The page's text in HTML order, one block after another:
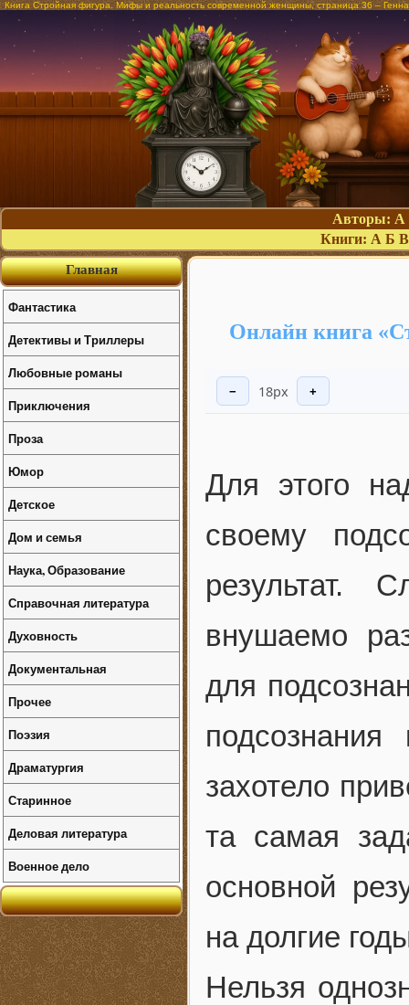
Книга Стройная фигура. Мифы и реальность современной женщины, страница 36 –
Авторы: А
Книги: А Б В
Онлайн книга
− 18px +
Для этого
своему
результат.
внушаемо
для
захотело
та самая
основной
на долгие
Нельзя
Главная
Фантастика
Детективы и Триллеры
Любовные романы
Приключения
Проза
Юмор
Детское
Дом и семья
Наука, Образование
Справочная литература
Духовность
Документальная
Прочее
Поэзия
Драматургия
Старинное
Деловая литература
Военное дело